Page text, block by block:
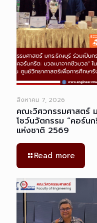
สิงหาคม 7, 2026
คณะวิศวกรรมศาสตร์
โชว์นวัตกรรม “คอร์น
แห่งชาติ 2569
Read more